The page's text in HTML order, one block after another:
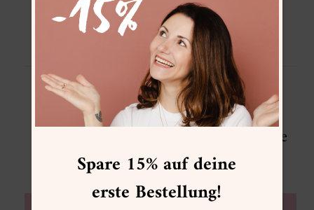
0
PODCAST
#30 1 Jahr nach dem Sabbatical – wie
geht es mir heute?
Spare 15% auf deine
erste Bestellung!